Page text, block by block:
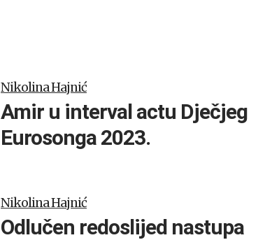
Nikolina Hajnić
Amir u interval actu Dječjeg
Eurosonga 2023.
Nikolina Hajnić
Odlučen redoslijed nastupa